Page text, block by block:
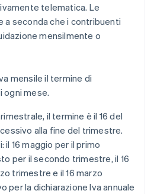
telematica. Le
a seconda che i contribuenti
mensilmente o
mensile il termine di
ogni mese.
il termine è il 16 del
alla fine del trimestre.
il 16 maggio per il primo
per il secondo trimestre, il 16
trimestre e il 16 marzo
per la dichiarazione Iva annuale